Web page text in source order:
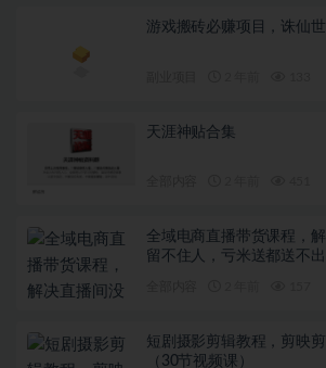
游戏搬砖必赚项目，诛仙
天涯神贴合集
全域电商直播带货课程，
留不住人，亏米送都送不
短剧摄影剪辑教程，剪映
（30节视频课）